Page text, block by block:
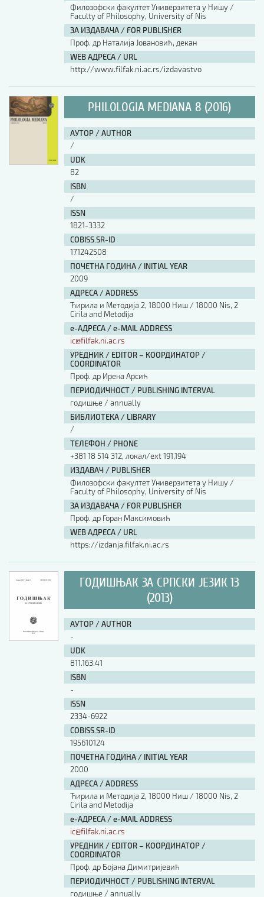
Филозофски факултет Универзитета у Нишу /
Faculty of Philosophy, University of Nis
ЗА ИЗДАВАЧА / FOR PUBLISHER
Проф. др Наталија Јовановић, декан
WEB АДРЕСА / URL
http://www.filfak.ni.ac.rs/izdavastvo
PHILOLOGIA MEDIANA 8 (2016)
АУТОР / AUTHOR
/
UDK
82
ISBN
/
ISSN
1821-3332
COBISS.SR-ID
171242508
ПОЧЕТНА ГОДИНА / INITIAL YEAR
2009
АДРЕСА / ADDRESS
Ћирила и Методија 2, 18000 Ниш / 18000 Nis, 2
Cirila and Metodija
е-АДРЕСА / e-MAIL ADDRESS
ic@filfak.ni.ac.rs
УРЕДНИК / EDITOR – КООРДИНАТОР /
COORDINATOR
Проф. др Ирена Арсић
ПЕРИОДИЧНОСТ / PUBLISHING INTERVAL
годишње / annually
БИБЛИОТЕКА / LIBRARY
/
ТЕЛЕФОН / PHONE
+381 18 514 312, локал/ext 191,194
ИЗДАВАЧ / PUBLISHER
Филозофски факултет Универзитета у Нишу /
Faculty of Philosophy, University of Nis
ЗА ИЗДАВАЧА / FOR PUBLISHER
Проф. др Горан Максимовић
WEB АДРЕСА / URL
https://izdanja.filfak.ni.ac.rs
ГОДИШЊАК ЗА СРПСКИ ЈЕЗИК 13
(2013)
АУТОР / AUTHOR
-
UDK
811.163.41
ISBN
-
ISSN
2334-6922
COBISS.SR-ID
195610124
ПОЧЕТНА ГОДИНА / INITIAL YEAR
2000
АДРЕСА / ADDRESS
Ћирила и Методија 2, 18000 Ниш / 18000 Nis, 2
Cirila and Metodija
е-АДРЕСА / e-MAIL ADDRESS
ic@filfak.ni.ac.rs
УРЕДНИК / EDITOR – КООРДИНАТОР /
COORDINATOR
Проф. др Бојана Димитријевић
ПЕРИОДИЧНОСТ / PUBLISHING INTERVAL
годишње / annually